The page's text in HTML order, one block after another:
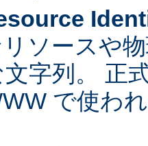
ソースや
字列。 正
で使わ